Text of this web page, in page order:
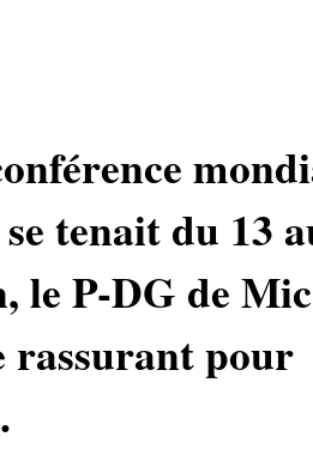
tenait du 13
le P-DG de
pour